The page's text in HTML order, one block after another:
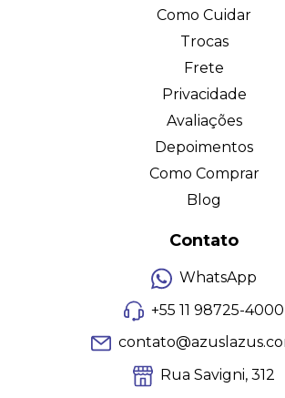
Como Cuidar
Trocas
Frete
Privacidade
Avaliações
Depoimentos
Como Comprar
Blog
Contato
WhatsApp
+55 11 98725-4000
Rua Savigni, 312